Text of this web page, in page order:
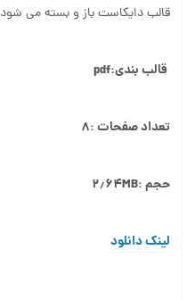
قالب دایکاست باز و بسته می
قالب بندی:pdf
تعداد صفحات :۸
حجم :۲٫۶۴MB
لینک دانلود